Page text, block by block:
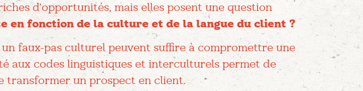
d’opportunités, mais elles posent une question
en fonction de la culture et de la langue du client ?
faux-pas culturel peuvent suffire à compromettre une
aux codes linguistiques et interculturels permet de
transformer un prospect en client.